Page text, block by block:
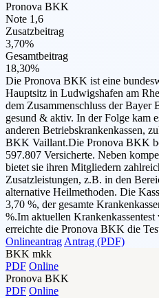
Pronova BKK
Note 1,6
Zusatzbeitrag
3,70%
Gesamtbeitrag
18,30%
Die Pronova BKK ist eine
Hauptsitz in Ludwigshafen am
dem Zusammenschluss der
gesund & aktiv. In der Folge kam
anderen Betriebskrankenkassen,
BKK Vaillant.Die Pronova BKK
597.807 Versicherte. Neben
bietet sie ihren Mitgliedern
Zusatzleistungen, z.B. in den
alternative Heilmethoden. Die
3,70 %, der gesamte
%.Im aktuellen
erreichte die Pronova BKK die
Onlineantrag Antrag (PDF)
BKK mkk
PDF Online
Pronova BKK
PDF Online